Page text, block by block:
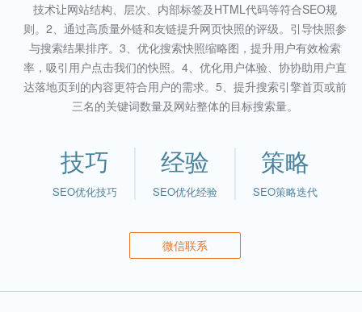
技术让网站结构、层次、内部标签及HTML代码等符合SEO规
则。2、通过高质量外链和友链提升网页快照的评级。引导快照参
与搜索结果排序。3、优化搜索快照缩略图，提升用户有效检索
率，吸引用户点击我们的快照。4、优化用户体验、协协助用户直
达落地页到的内容更符合用户的需求。5、提升搜索引擎首页或前
三名的关键词数量及网站整体的目标搜索量。
技巧
SEO优化技巧
经验
SEO优化经验
策略
SEO策略迭代
微信联系